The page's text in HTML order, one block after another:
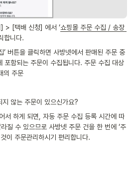
> [택배 신청] 에서 ‘쇼핑몰 주문 수집 / 송장
합니다.
’ 버튼을 클릭하면 사방넷에서 판매된 주문 중
포함되는 주문이 수집됩니다. 주문 수집 대상
의 주문
않는 주문이 있으신가요?
서 하게 되면, 자동 주문 수집 등록 시간에 따
질 수 있으므로 사방넷 주문 건을 한 번에 ‘주
이 주문관리하시기 편리합니다.